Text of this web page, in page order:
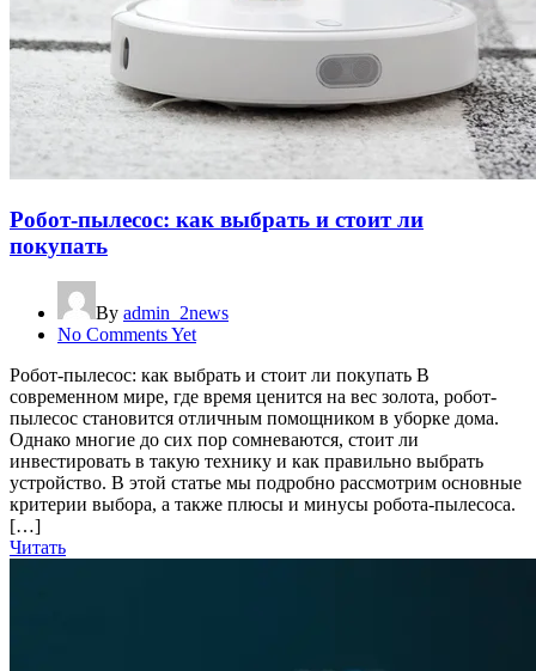
Робот-пылесос: как выбрать и стоит ли
покупать
By admin_2news
No Comments Yet
Робот-пылесос: как выбрать и стоит ли покупать В
современном мире, где время ценится на вес золота, робот-
пылесос становится отличным помощником в уборке дома.
Однако многие до сих пор сомневаются, стоит ли
инвестировать в такую технику и как правильно выбрать
устройство. В этой статье мы подробно рассмотрим основные
критерии выбора, а также плюсы и минусы робота-пылесоса.
[…]
Читать